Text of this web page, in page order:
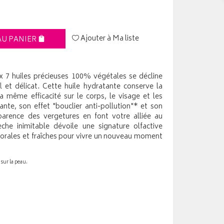
PANIER Ajouter à Ma liste
huiles précieuses 100% végétales se décline
et délicat. Cette huile hydratante conserve la
même efficacité sur le corps, le visage et les
son effet "bouclier anti-pollution"* et son
des vergetures en font votre alliée au
inimitable dévoile une signature olfactive
et fraîches pour vivre un nouveau moment
la peau.